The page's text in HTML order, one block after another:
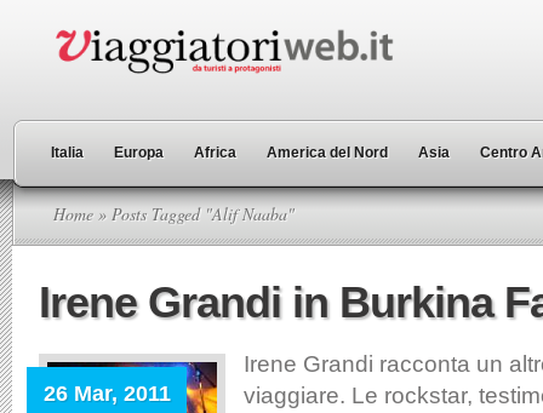
Italia Europa Africa America del Nord Asia Centro
Home » Posts Tagged "Alif Naaba"
Irene Grandi in Burkina
26 Mar, 2011
Irene Grandi racconta un
viaggiare. Le rockstar,